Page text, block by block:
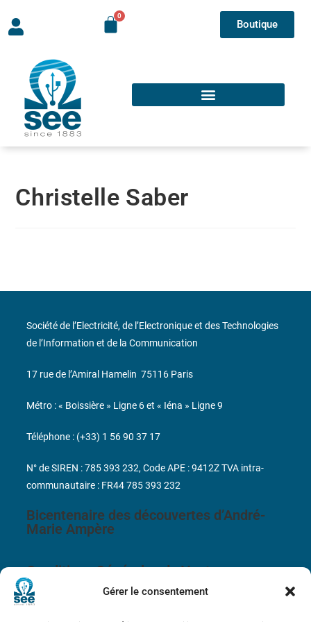
Gérer le consentement
Boutique
Christelle Saber
Bicentenaire des découvertes d’André-
Marie Ampère
Conditions Générales de Vente
Société de l’Electricité, de l’Electronique et des Technologies
de l’Information et de la Communication
17 rue de l’Amiral Hamelin 75116 Paris
Métro : « Boissière » Ligne 6 et « Iéna » Ligne 9
Téléphone : (+33) 1 56 90 37 17
N° de SIREN : 785 393 232, Code APE : 9412Z TVA intra-
communautaire : FR44 785 393 232